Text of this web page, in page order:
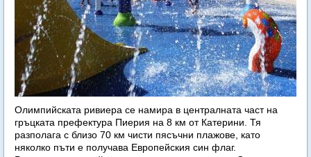
Олимпийската ривиера се намира в централната част на
гръцката префектура Пиерия на 8 км от Катерини. Тя
разполага с близо 70 км чисти пясъчни плажове, като
няколко пъти е получава Европейския син флаг.